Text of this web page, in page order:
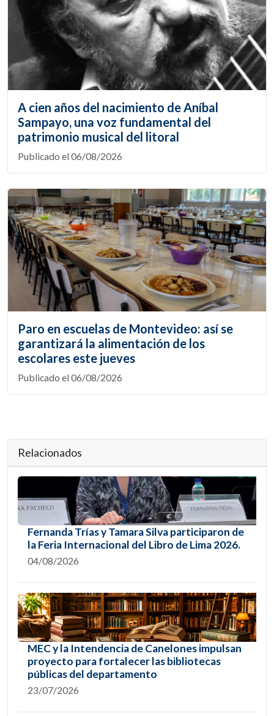
A cien años del nacimiento de Aníbal
Sampayo, una voz fundamental del
patrimonio musical del litoral
Publicado el 06/08/2026
Paro en escuelas de Montevideo: así se
garantizará la alimentación de los
escolares este jueves
Publicado el 06/08/2026
Relacionados
Fernanda Trías y Tamara Silva participaron de
la Feria Internacional del Libro de Lima 2026.
04/08/2026
MEC y la Intendencia de Canelones impulsan
proyecto para fortalecer las bibliotecas
públicas del departamento
23/07/2026